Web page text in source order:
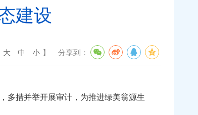
建设
大 中 小 】 分享到：
多措并举开展审计，为推进绿美翁源生